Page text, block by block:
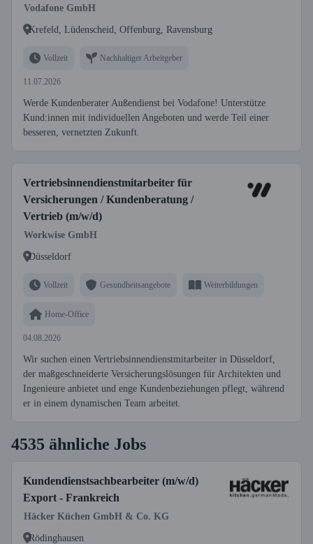
Vodafone GmbH
Krefeld, Lüdenscheid, Offenburg, Ravensburg
Vollzeit Nachhaltiger Arbeitgeber
11.07.2026
Werde Kundenberater Außendienst bei Vodafone! Unterstütze
Kund:innen mit individuellen Angeboten und werde Teil einer
besseren, vernetzten Zukunft.
Vertriebsinnendienstmitarbeiter für
Versicherungen / Kundenberatung /
Vertrieb (m/w/d)
Workwise GmbH
Düsseldorf
Vollzeit Gesundheitsangebote Weiterbildungen
Home-Office
04.08.2026
Wir suchen einen Vertriebsinnendienstmitarbeiter in Düsseldorf,
der maßgeschneiderte Versicherungslösungen für Architekten und
Ingenieure anbietet und enge Kundenbeziehungen pflegt, während
er in einem dynamischen Team arbeitet.
4535 ähnliche Jobs
Kundendienstsachbearbeiter (m/w/d)
Export - Frankreich
Häcker Küchen GmbH & Co. KG
Rödinghausen